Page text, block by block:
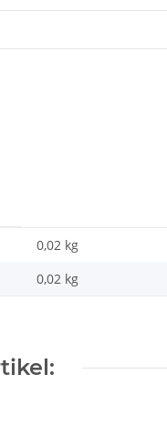
0,02 kg
0,02 kg